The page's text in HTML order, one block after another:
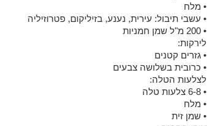
• מלח
• עשבי תיבול: עירית, נענע, בזיליקום, פטרוזיליה
• 200 מ"ל שמן חמניות
לירקות:
• גזרים קטנים
• כרובית בשלושה צבעים
לצלעות הטלה:
• 6-8 צלעות טלה
• מלח
• שמן זית